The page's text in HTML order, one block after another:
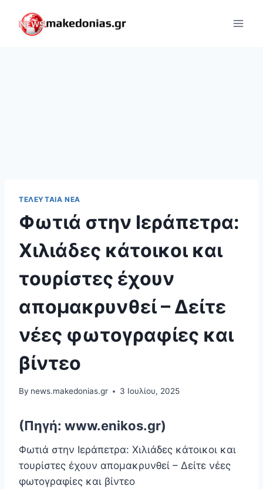
content
ΤΕΛΕΥΤΑΊΑ ΝΈΑ
Φωτιά στην Ιεράπετρα:
Χιλιάδες κάτοικοι και
τουρίστες έχουν
απομακρυνθεί – Δείτε
νέες φωτογραφίες και
βίντεο
By news.makedonias.gr 3 Ιουλίου, 2025
(Πηγή: www.enikos.gr)
Φωτιά στην Ιεράπετρα: Χιλιάδες κάτοικοι και
τουρίστες έχουν απομακρυνθεί – Δείτε νέες
φωτογραφίες και βίντεο